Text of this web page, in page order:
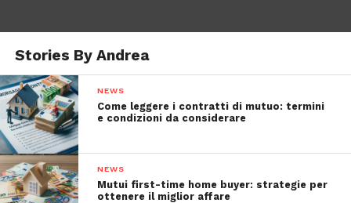
Stories By Andrea
NEWS
Come leggere i contratti di mutuo: termini
e condizioni da considerare
NEWS
Mutui first-time home buyer: strategie per
ottenere il miglior affare